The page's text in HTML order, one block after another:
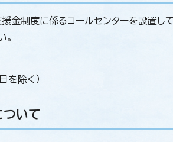
金制度に係るコールセンターを設置し
。
を除く）
いて